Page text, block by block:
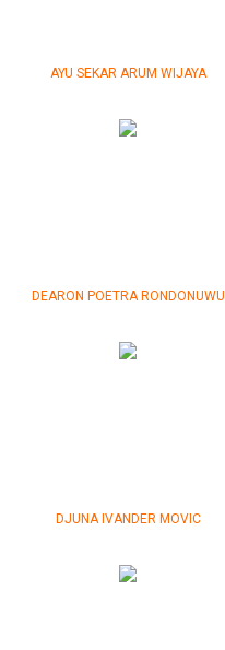
AYU SEKAR ARUM WIJAYA
DEARON POETRA RONDONUWU
DJUNA IVANDER MOVIC